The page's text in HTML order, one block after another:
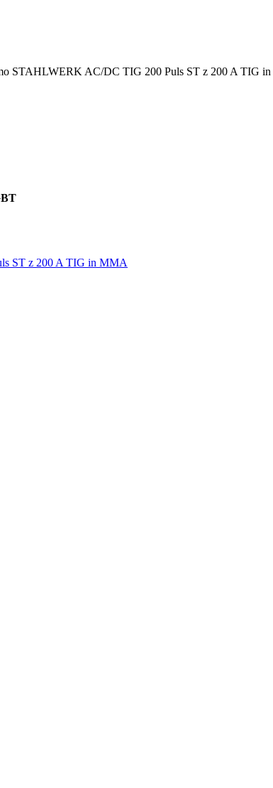
STAHLWERK AC/DC TIG 200 Puls ST z 200 A TIG